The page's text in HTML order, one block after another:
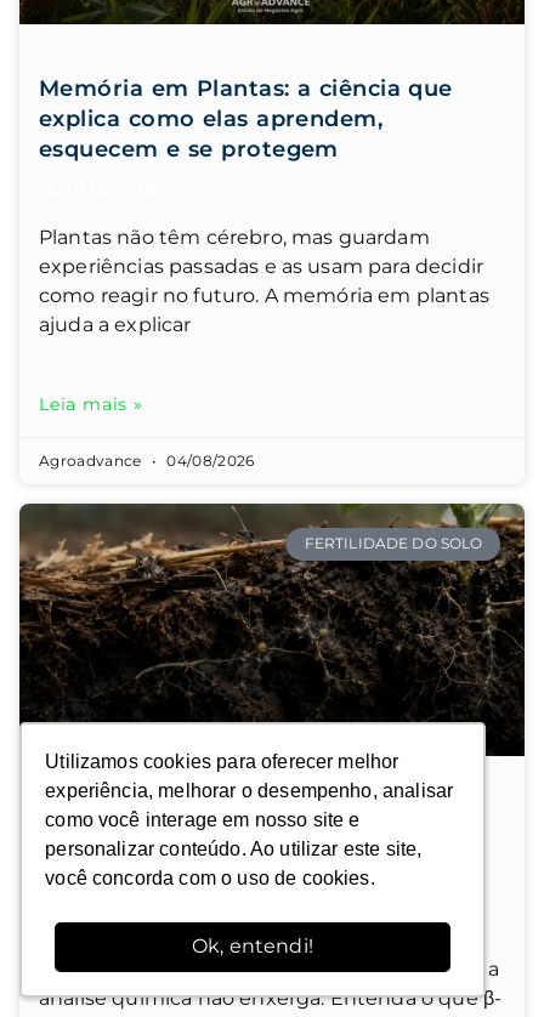
Utilizamos cookies para oferecer melhor
experiência, melhorar o desempenho, analisar
como você interage em nosso site e
personalizar conteúdo. Ao utilizar este site,
você concorda com o uso de cookies.
Ok, entendi!
Utilizamos cookies para oferecer melhor
experiência, melhorar o desempenho, analisar
como você interage em nosso site e
personalizar conteúdo. Ao utilizar este site,
você concorda com o uso de cookies.
Ok, entendi!
Memória em Plantas: a ciência que
explica como elas aprendem,
esquecem e se protegem
Plantas não têm cérebro, mas guardam
experiências passadas e as usam para decidir
como reagir no futuro. A memória em plantas
ajuda a explicar
Leia mais »
Agroadvance 04/08/2026
FERTILIDADE DO SOLO
Indicadores biológicos do solo: como
medir, interpretar e construir saúde
biológica no campo
Indicadores biológicos do solo revelam o que a
análise química não enxerga. Entenda o que β-